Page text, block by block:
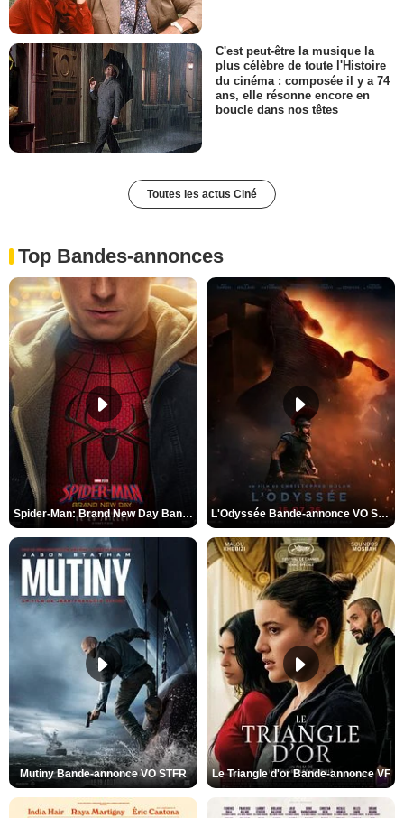
C'est peut-être la musique la
plus célèbre de toute l'Histoire
du cinéma : composée il y a 74
ans, elle résonne encore en
boucle dans nos têtes
Toutes les actus Ciné
Top Bandes-annonces
Spider-Man: Brand New Day Bande-annonce VO STFR L'Odyssée Bande-annonce VO STFR
Mutiny Bande-annonce VO STFR Le Triangle d'or Bande-annonce VF